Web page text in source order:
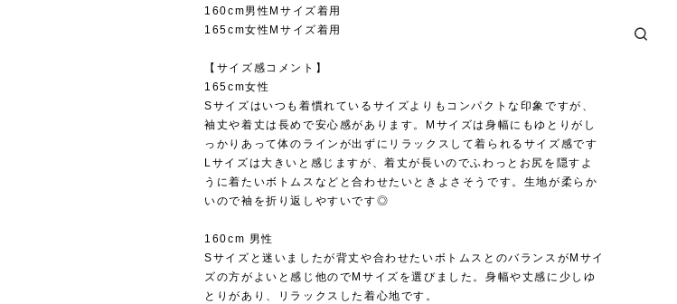
160cm男性Mサイズ着用
165cm女性Mサイズ着用
【サイズ感コメント】
165cm女性
Sサイズはいつも着慣れているサイズよりもコンパクトな印象ですが、
袖丈や着丈は長めで安心感があります。Mサイズは身幅にもゆとりがし
っかりあって体のラインが出ずにリラックスして着られるサイズ感です
Lサイズは大きいと感じますが、着丈が長いのでふわっとお尻を隠すよ
うに着たいボトムスなどと合わせたいときよさそうです。生地が柔らか
いので袖を折り返しやすいです◎
160cm 男性
Sサイズと迷いましたが背丈や合わせたいボトムスとのバランスがMサイ
ズの方がよいと感じ他のでMサイズを選びました。身幅や丈感に少しゆ
とりがあり、リラックスした着心地です。